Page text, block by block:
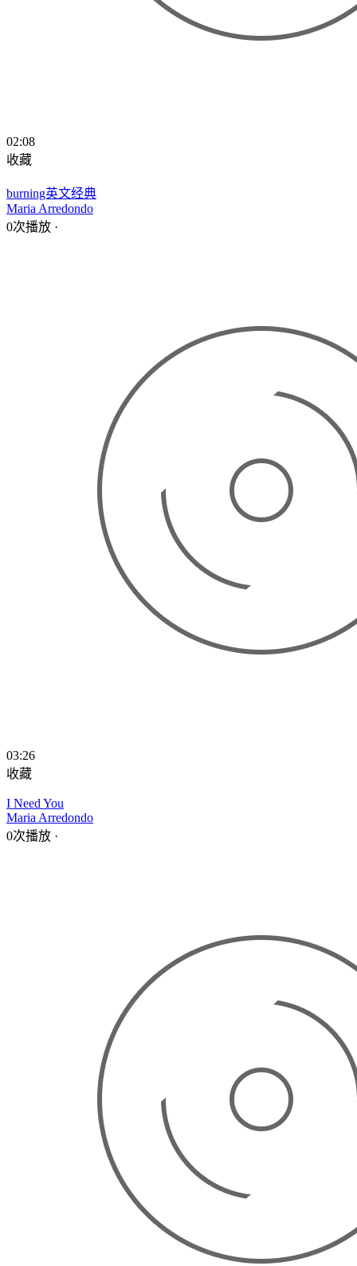
02:08
收藏
burning英文经典
Maria Arredondo
0次播放 ·
03:26
收藏
I Need You
Maria Arredondo
0次播放 ·